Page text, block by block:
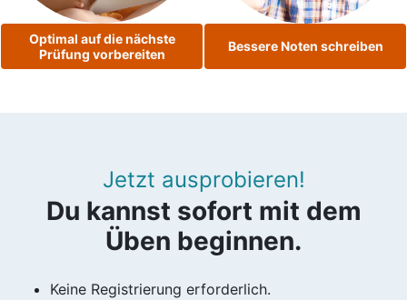
Optimal auf die nächste
Prüfung vorbereiten
Bessere Noten schreiben
Jetzt ausprobieren!
Du kannst sofort mit dem
Üben beginnen.
Keine Registrierung erforderlich.